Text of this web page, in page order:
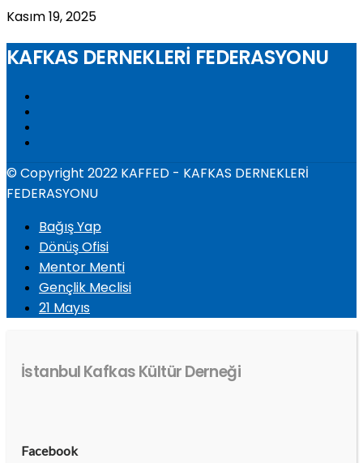
Kasım 19, 2025
KAFKAS DERNEKLERİ FEDERASYONU
© Copyright 2022 KAFFED - KAFKAS DERNEKLERİ
FEDERASYONU
Bağış Yap
Dönüş Ofisi
Mentor Menti
Gençlik Meclisi
21 Mayıs
İstanbul Kafkas Kültür Derneği
Facebook